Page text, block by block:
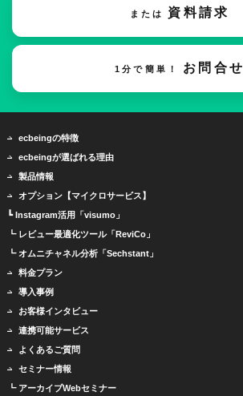
または 資料請求
1分で簡単！ お問合せ
ecbeingの特徴
ecbeingが選ばれる理由
製品情報
オプション【マイクロサービス】
┗ Instagram活用「visumo」
┗ レビュー最適化ツール「ReviCo」
┗ オムニチャネル分析「Sechstant」
料金プラン
導入事例
お客様インタビュー
連携可能サービス
よくあるご質問
セミナー情報
┗ アーカイブWebセミナー